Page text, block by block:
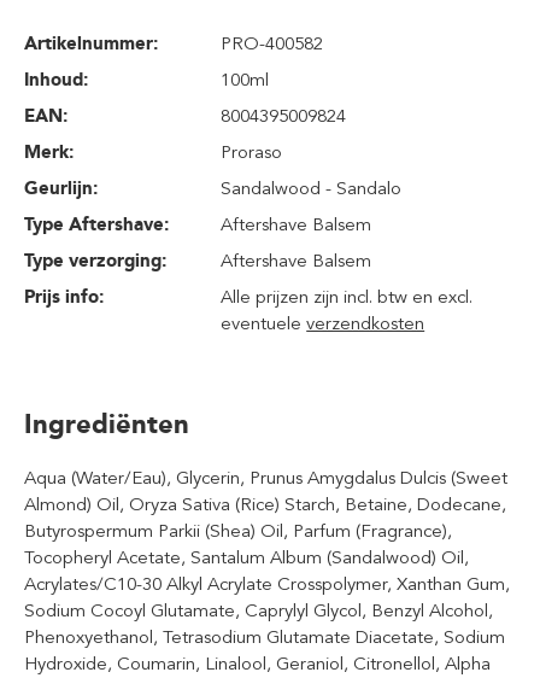
Artikelnummer:
PRO-400582
Inhoud:
100ml
EAN:
8004395009824
Merk:
Proraso
Geurlijn:
Sandalwood - Sandalo
Type Aftershave:
Aftershave Balsem
Type verzorging:
Aftershave Balsem
Prijs info:
Alle prijzen zijn incl. btw en excl.
eventueleverzendkosten
Ingrediënten
Aqua (Water/Eau), Glycerin, Prunus Amygdalus Dulcis (Sweet
Almond) Oil, Oryza Sativa (Rice) Starch, Betaine, Dodecane,
Butyrospermum Parkii (Shea) Oil, Parfum (Fragrance),
Tocopheryl Acetate, Santalum Album (Sandalwood) Oil,
Acrylates/C10-30 Alkyl Acrylate Crosspolymer, Xanthan Gum,
Sodium Cocoyl Glutamate, Caprylyl Glycol, Benzyl Alcohol,
Phenoxyethanol, Tetrasodium Glutamate Diacetate, Sodium
Hydroxide, Coumarin, Linalool, Geraniol, Citronellol, Alpha